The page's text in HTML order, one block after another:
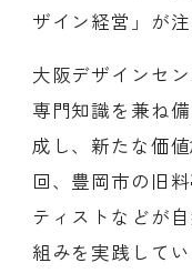
ザイン経営」が
大阪デザインセ
専門知識を兼ね
成し、新たな価
回、豊岡市の旧
ティストなどが
組みを実践して